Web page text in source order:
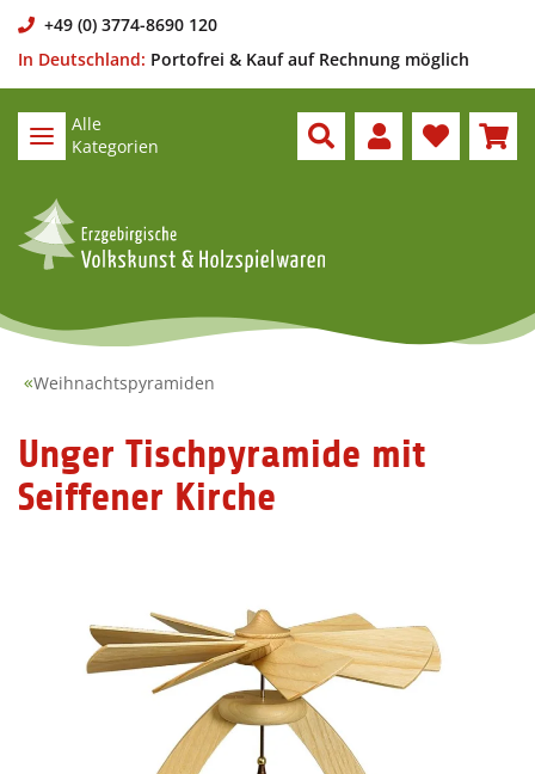
+49 (0) 3774-8690 120
In Deutschland: Portofrei & Kauf auf Rechnung möglich
Alle
Kategorien
Weihnachtspyramiden
Unger Tischpyramide mit
Seiffener Kirche